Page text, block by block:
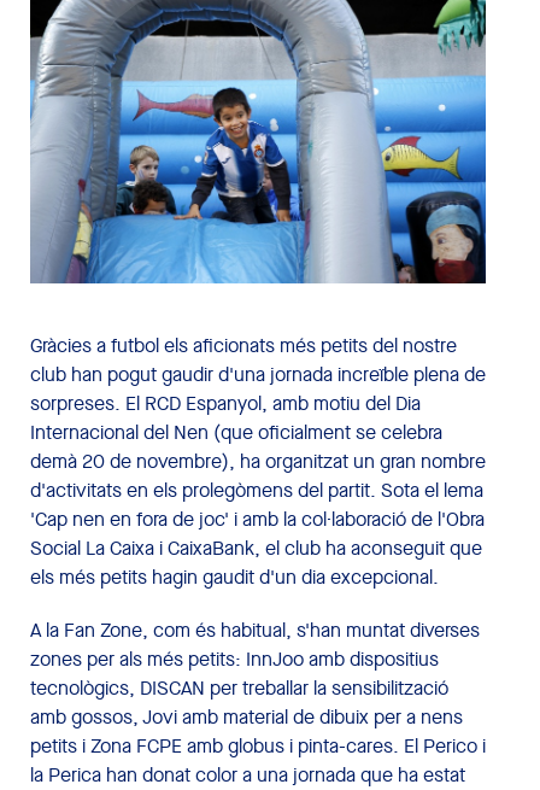
Gràcies a futbol els aficionats més petits del nostre
club han pogut gaudir d'una jornada increïble plena de
sorpreses. El RCD Espanyol, amb motiu del Dia
Internacional del Nen (que oficialment se celebra
demà 20 de novembre), ha organitzat un gran nombre
d'activitats en els prolegòmens del partit. Sota el lema
'Cap nen en fora de joc' i amb la col·laboració de l'Obra
Social La Caixa i CaixaBank, el club ha aconseguit que
els més petits hagin gaudit d'un dia excepcional.
A la Fan Zone, com és habitual, s'han muntat diverses
zones per als més petits: InnJoo amb dispositius
tecnològics, DISCAN per treballar la sensibilització
amb gossos, Jovi amb material de dibuix per a nens
petits i Zona FCPE amb globus i pinta-cares. El Perico i
la Perica han donat color a una jornada que ha estat